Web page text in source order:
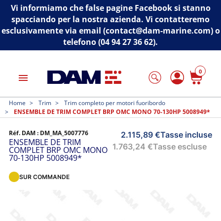
Vi informiamo che false pagine Facebook si stanno
spacciando per la nostra azienda. Vi contatteremo
esclusivamente via email (contact@dam-marine.com) o
telefono (04 94 27 36 62).
menu
0
Home Trim
Trim completo per motori fuoribordo
ENSEMBLE DE TRIM COMPLET BRP OMC MONO 70-130HP 5008949*
Réf. DAM : DM_MA_5007776
ENSEMBLE DE TRIM
COMPLET BRP OMC MONO
70-130HP 5008949*
2.115,89 €Tasse incluse
1.763,24 €Tasse escluse
SUR COMMANDE